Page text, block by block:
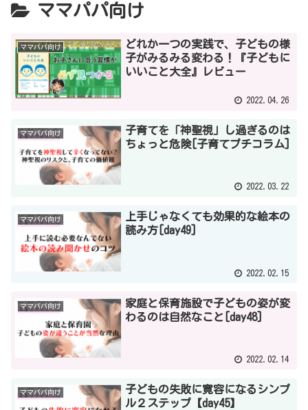
ママパパ向け
ママパパ向け
どれか一つの実践で、子どもの様
子がみるみる変わる！『子どもに
いいこと大全』レビュー
2022.04.26
ママパパ向け
子育てを「神聖視」し過ぎるのは
ちょっと危険[子育てプチコラム]
2022.03.22
ママパパ向け
上手じゃなくても効果的な絵本の
読み方[day49]
2022.02.15
ママパパ向け
家庭と保育施設で子どもの姿が変
わるのは自然なこと[day48]
2022.02.14
ママパパ向け
子どもの失敗に寛容になるシンプ
ル２ステップ【day45】